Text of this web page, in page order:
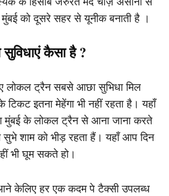
को दूसरे सहर से यूनीक बनाती है ।
कैसा है ?
लोकल ट्रैन सबसे आछा सुभिधा मिल
इतना मेहेंगा भी नहीं रहता है। यहाँ
मुंबई के लोकल ट्रैन से आना जाना करते
शाम को भीड़ रहता हैं। यहाँ आप दिन
भी घूम सकते हो।
केलिए हर एक कदम पे टैक्सी उपलब्ध